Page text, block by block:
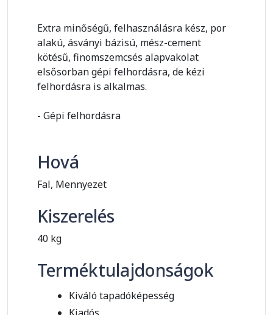
Extra minőségű, felhasználásra kész, por
alakú, ásványi bázisú, mész-cement
kötésű, finomszemcsés alapvakolat
elsősorban gépi felhordásra, de kézi
felhordásra is alkalmas.
- Gépi felhordásra
Hová
Fal, Mennyezet
Kiszerelés
40 kg
Terméktulajdonságok
Kiváló tapadóképesség